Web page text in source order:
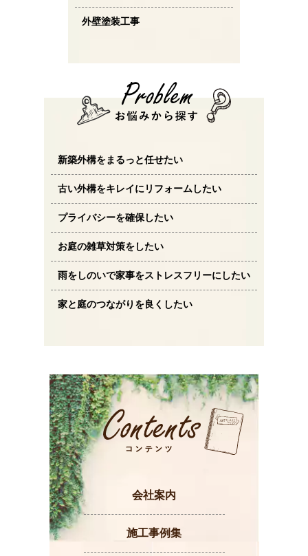
外壁塗装工事
新築外構をまるっと任せたい
古い外構をキレイにリフォームしたい
プライバシーを確保したい
お庭の雑草対策をしたい
雨をしのいで家事をストレスフリーにしたい
家と庭のつながりを良くしたい
会社案内
施工事例集